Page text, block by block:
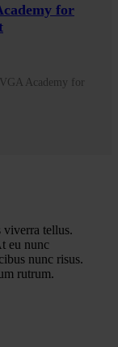
for
Academy for
viverra tellus.
eu nunc
nunc risus.
rutrum.